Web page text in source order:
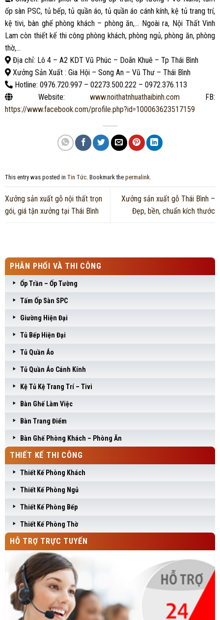
ốp sàn PSC, tủ bếp, tủ quần áo, tủ quần áo cánh kính, kệ tủ trang trí,
kệ tivi, bàn ghế phòng khách – phòng ăn,… Ngoài ra, Nội Thất Vinh
Lam còn thiết kế thi công phòng khách, phòng ngủ, phòng ăn, phòng
thờ,…
Địa chỉ: Lô 4 – A2 KDT Vũ Phúc – Doãn Khuê – Tp Thái Bình
Xưởng Sản Xuất : Gia Hội – Song An – Vũ Thư – Thái Bình
Hotline: 0976.720.997 – 02273.500.222 – 0972.376.113
Website:www.noithatnhuathaibinh.com FB:
https://www.facebook.com/profile.php?id=100063623517159
This entry was posted in Tin Tức. Bookmark the permalink.
Xưởng sản xuất gỗ nội thất trọn
gói, giá tận xưởng tại Thái Bình
Xưởng sản xuất gỗ Thái Bình –
Đẹp, bền, chuẩn kích thước
PHÂN PHỐI VÀ THI CÔNG
Ốp Trần – Ốp Tường
Tấm Ốp Sàn SPC
Giường Hiện Đại
Tủ Bếp Hiện Đại
Tủ Quần Áo
Tủ Quần Áo Cánh Kính
Kệ Tủ Kệ Trang Trí – Tivi
Bàn Ghế Làm Việc
Bàn Trang Điểm
Bàn Ghế Phòng Khách – Phòng Ăn
THIẾT KẾ THI CÔNG
Thiết Kế Phòng Khách
Thiết Kế Phòng Ngủ
Thiết Kế Phòng Bếp
Thiết Kế Phòng Thờ
HỖ TRỢ TRỰC TUYẾN